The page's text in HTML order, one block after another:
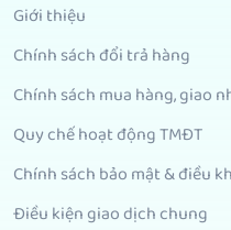
Giới thiệu
Chính sách đổi trả hàng
Chính sách mua hàng, giao
Quy chế hoạt động TMĐT
Chính sách bảo mật & điều
Điều kiện giao dịch chung